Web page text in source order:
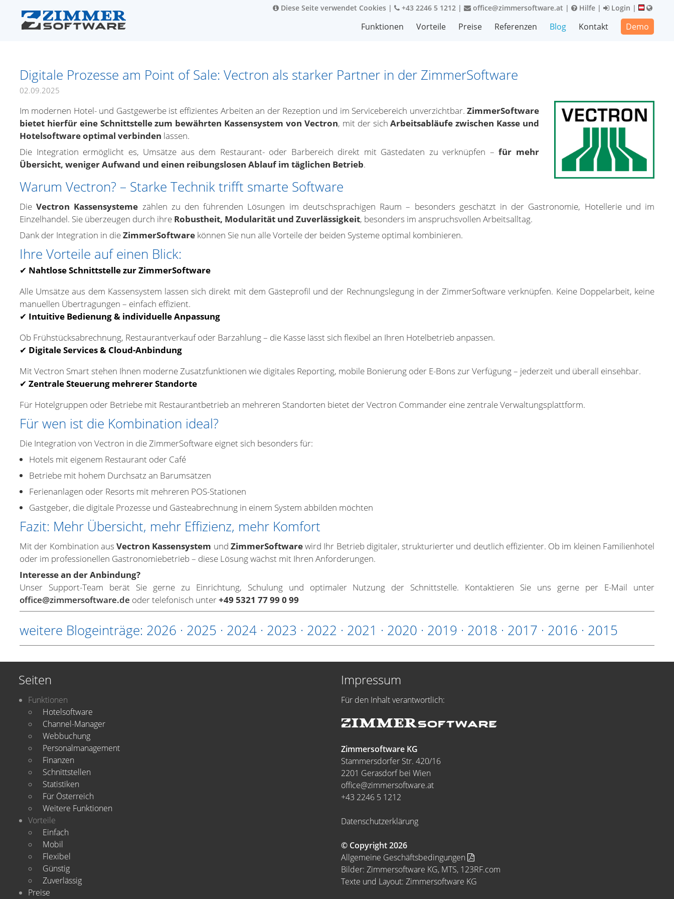
Diese Seite verwendet Cookies | +43 2246 5 1212 | office@zimmersoftware.at | Hilfe | Login |
Funktionen Vorteile Preise Referenzen Blog Kontakt Demo
Digitale Prozesse am Point of Sale: Vectron als starker Partner in der ZimmerSoftware
02.09.2025
Im modernen Hotel- und Gastgewerbe ist effizientes Arbeiten an der Rezeption und im Servicebereich unverzichtbar. ZimmerSoftware
bietet hierfür eine Schnittstelle zum bewährten Kassensystem von Vectron, mit der sichArbeitsabläufe zwischen Kasse und
Hotelsoftware optimal verbinden lassen.
Die Integration ermöglicht es, Umsätze aus dem Restaurant- oder Barbereich direkt mit Gästedaten zu verknüpfen –für mehr
Übersicht, weniger Aufwand und einen reibungslosen Ablauf im täglichen Betrieb.
Warum Vectron? – Starke Technik trifft smarte Software
DieVectron Kassensysteme zählen zu den führenden Lösungen im deutschsprachigen Raum – besonders geschätzt in der Gastronomie, Hotellerie und im
Einzelhandel. Sie überzeugen durch ihre Robustheit, Modularität und Zuverlässigkeit, besonders im anspruchsvollen Arbeitsalltag.
Dank der Integration in dieZimmerSoftware können Sie nun alle Vorteile der beiden Systeme optimal kombinieren.
Ihre Vorteile auf einen Blick:
✔ Nahtlose Schnittstelle zur ZimmerSoftware
Alle Umsätze aus dem Kassensystem lassen sich direkt mit dem Gästeprofil und der Rechnungslegung in der ZimmerSoftware verknüpfen. Keine Doppelarbeit, keine
manuellen Übertragungen – einfach effizient.
✔ Intuitive Bedienung & individuelle Anpassung
Ob Frühstücksabrechnung, Restaurantverkauf oder Barzahlung – die Kasse lässt sich flexibel an Ihren Hotelbetrieb anpassen.
✔ Digitale Services & Cloud-Anbindung
Mit Vectron Smart stehen Ihnen moderne Zusatzfunktionen wie digitales Reporting, mobile Bonierung oder E-Bons zur Verfügung – jederzeit und überall einsehbar.
✔ Zentrale Steuerung mehrerer Standorte
Für Hotelgruppen oder Betriebe mit Restaurantbetrieb an mehreren Standorten bietet der Vectron Commander eine zentrale Verwaltungsplattform.
Für wen ist die Kombination ideal?
Die Integration von Vectron in die ZimmerSoftware eignet sich besonders für:
Hotels mit eigenem Restaurant oder Café
Betriebe mit hohem Durchsatz an Barumsätzen
Ferienanlagen oder Resorts mit mehreren POS-Stationen
Gastgeber, die digitale Prozesse und Gästeabrechnung in einem System abbilden möchten
Fazit: Mehr Übersicht, mehr Effizienz, mehr Komfort
Mit der Kombination ausVectron Kassensystem und ZimmerSoftwarewird Ihr Betrieb digitaler, strukturierter und deutlich effizienter. Ob im kleinen Familienhotel
oder im professionellen Gastronomiebetrieb – diese Lösung wächst mit Ihren Anforderungen.
Interesse an der Anbindung?
Unser Support-Team berät Sie gerne zu Einrichtung, Schulung und optimaler Nutzung der Schnittstelle. Kontaktieren Sie uns gerne per E-Mail unter
office@zimmersoftware.de oder telefonisch unter+49 5321 77 99 0 99
weitere Blogeinträge: 2026 · 2025 · 2024 · 2023 · 2022 · 2021 · 2020 · 2019 · 2018 · 2017 · 2016 · 2015
Seiten
Funktionen
Hotelsoftware
Channel-Manager
Webbuchung
Personalmanagement
Finanzen
Schnittstellen
Statistiken
Für Österreich
Weitere Funktionen
Vorteile
Einfach
Mobil
Flexibel
Günstig
Zuverlässig
Preise
Impressum
Für den Inhalt verantwortlich:
Zimmersoftware KG
Stammersdorfer Str. 420/16
2201 Gerasdorf bei Wien
office@zimmersoftware.at
+43 2246 5 1212
Datenschutzerklärung
© Copyright 2026
Allgemeine Geschäftsbedingungen
Bilder: Zimmersoftware KG, MTS, 123RF.com
Texte und Layout: Zimmersoftware KG